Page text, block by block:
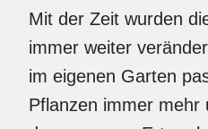
Mit der Zeit wurden
immer weiter
im eigenen Garten
Pflanzen immer mehr